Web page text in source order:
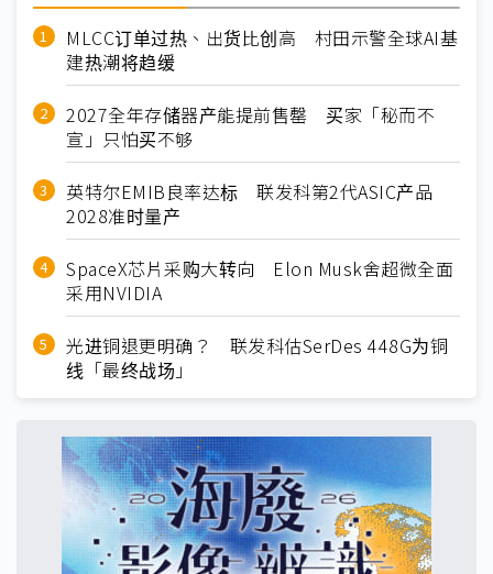
MLCC订单过热、出货比创高 村田示警全球AI基
建热潮将趋缓
2027全年存储器产能提前售罄 买家「秘而不
宣」只怕买不够
英特尔EMIB良率达标 联发科第2代ASIC产品
2028准时量产
SpaceX芯片采购大转向 Elon Musk舍超微全面
采用NVIDIA
光进铜退更明确？ 联发科估SerDes 448G为铜
线「最终战场」